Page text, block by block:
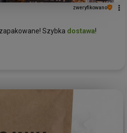
zweryfikowano
Szybka dostawa!